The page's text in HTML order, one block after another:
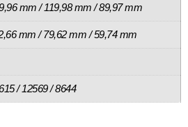
mm / 119,98 mm / 89,97 mm
mm / 79,62 mm / 59,74 mm
/ 12569 / 8644